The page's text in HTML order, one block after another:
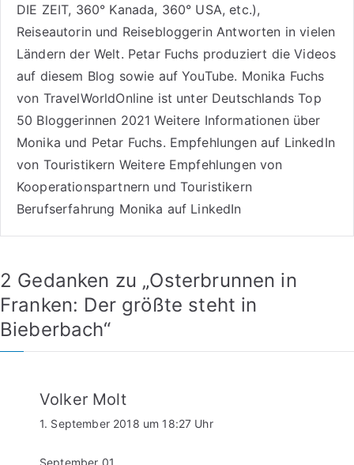
DIE ZEIT, 360° Kanada, 360° USA, etc.),
Reiseautorinund Reisebloggerin Antworten in vielen
Ländern der Welt. Petar Fuchs produziert die Videos
auf diesem Blog sowie aufYouTube. Monika Fuchs
von TravelWorldOnline ist unter Deutschlands Top
50 Bloggerinnen 2021 Weitere Informationen über
Monika und Petar Fuchs. Empfehlungen auf LinkedIn
von Touristikern Weitere Empfehlungen von
Kooperationspartnern und Touristikern
Berufserfahrung Monika auf LinkedIn
2 Gedanken zu „Osterbrunnen in
Franken: Der größte steht in
Bieberbach“
Volker Molt
1. September 2018 um 18:27 Uhr
September 01